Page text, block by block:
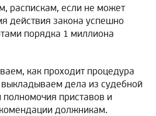
распискам, если не может
действия закона успешно
порядка 1 миллиона
как проходит процедура
выкладываем дела из судебной
приставов и
должникам.